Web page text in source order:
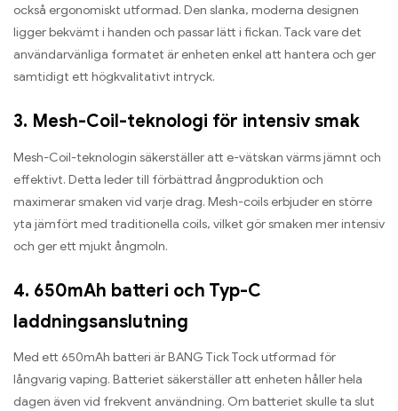
också ergonomiskt utformad. Den slanka, moderna designen
ligger bekvämt i handen och passar lätt i fickan. Tack vare det
användarvänliga formatet är enheten enkel att hantera och ger
samtidigt ett högkvalitativt intryck.
3. Mesh-Coil-teknologi för intensiv smak
Mesh-Coil-teknologin säkerställer att e-vätskan värms jämnt och
effektivt. Detta leder till förbättrad ångproduktion och
maximerar smaken vid varje drag. Mesh-coils erbjuder en större
yta jämfört med traditionella coils, vilket gör smaken mer intensiv
och ger ett mjukt ångmoln.
4. 650mAh batteri och Typ-C
laddningsanslutning
Med ett 650mAh batteri är BANG Tick Tock utformad för
långvarig vaping. Batteriet säkerställer att enheten håller hela
dagen även vid frekvent användning. Om batteriet skulle ta slut